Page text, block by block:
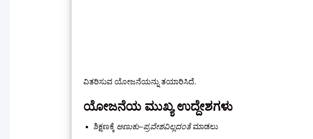
ವಿತರಿಸುವ ಯೋಜನೆಯನ್ನು ತಯಾರಿಸಿದೆ.
ಯೋಜನೆಯ ಮುಖ್ಯ ಉದ್ದೇಶಗಳು
ಶಿಕ್ಷಣಕ್ಕೆ ಅಣುಕು–ಪ್ರವೇಶವಿಲ್ಲದಂತೆಮಾಡಲು